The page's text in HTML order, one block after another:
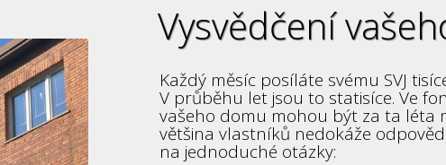
Vysvědčení
Každý měsíc posíláte svému SVJ
V průběhu let jsou to statisíce. Ve
vašeho domu mohou být za ta léta
většina vlastníků nedokáže
na jednoduché otázky: